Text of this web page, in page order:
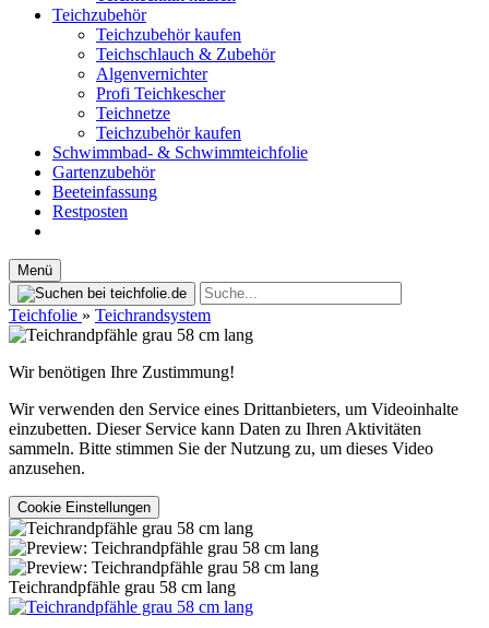
Teichzubehör
Teichzubehör kaufen
Teichschlauch & Zubehör
Algenvernichter
Profi Teichkescher
Teichnetze
Teichzubehör kaufen
Schwimmbad- & Schwimmteichfolie
Gartenzubehör
Beeteinfassung
Restposten
Menü
Teichfolie » Teichrandsystem
Wir benötigen Ihre Zustimmung!
Wir verwenden den Service eines Drittanbieters, um Videoinhalte
einzubetten. Dieser Service kann Daten zu Ihren Aktivitäten
sammeln. Bitte stimmen Sie der Nutzung zu, um dieses Video
anzusehen.
Cookie Einstellungen
Teichrandpfähle grau 58 cm lang